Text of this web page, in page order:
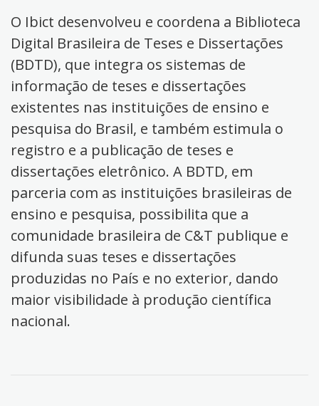
O Ibict desenvolveu e coordena a Biblioteca
Digital Brasileira de Teses e Dissertações
(BDTD), que integra os sistemas de
informação de teses e dissertações
existentes nas instituições de ensino e
pesquisa do Brasil, e também estimula o
registro e a publicação de teses e
dissertações eletrônico. A BDTD, em
parceria com as instituições brasileiras de
ensino e pesquisa, possibilita que a
comunidade brasileira de C&T publique e
difunda suas teses e dissertações
produzidas no País e no exterior, dando
maior visibilidade à produção científica
nacional.